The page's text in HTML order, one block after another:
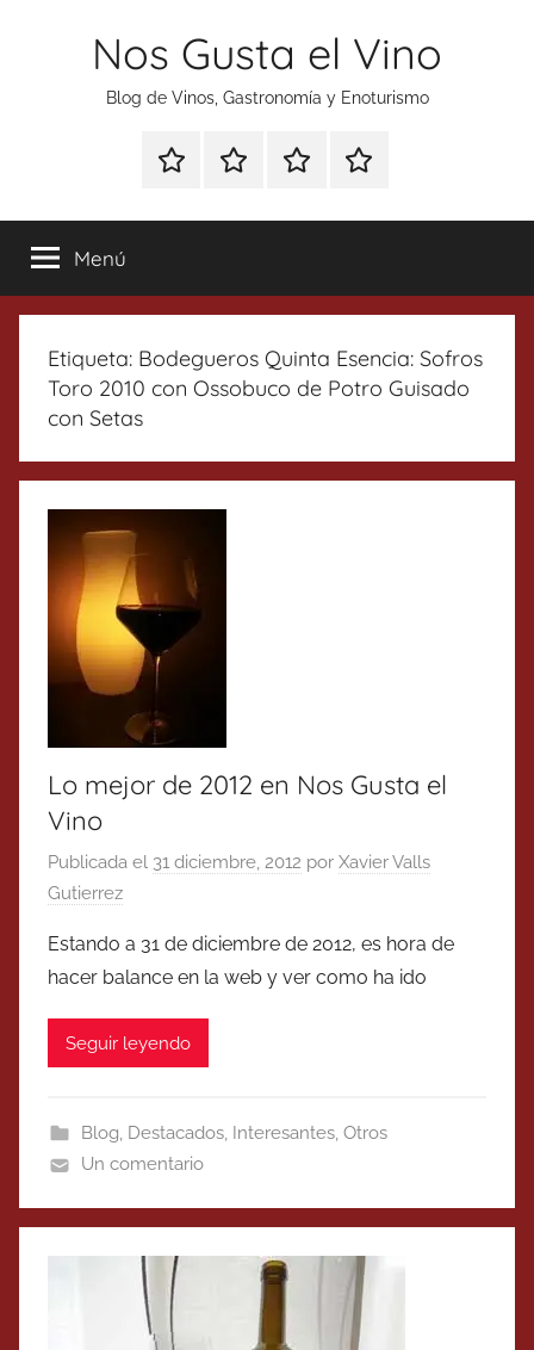
Nos Gusta el Vino
Blog de Vinos, Gastronomía y Enoturismo
Especial
Tonics
Enoturismo
Gastronomía
RankingContacto
Menú
Etiqueta: Bodegueros Quinta Esencia: Sofros
Toro 2010 con Ossobuco de Potro Guisado
con Setas
Lo mejor de 2012 en Nos Gusta el
Vino
Publicada el 31 diciembre, 2012 por Xavier Valls
Gutierrez
Estando a 31 de diciembre de 2012, es hora de
hacer balance en la web y ver como ha ido
Seguir leyendo
Blog, Destacados, Interesantes, Otros
Un comentario